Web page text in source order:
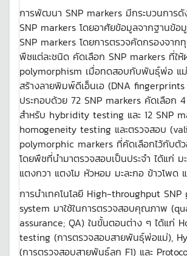
การพัฒนา SNP markers มีกระบวนการ
SNP markers โดยอาศัยข้อมูลจากฐานข้อ
SNP markers โดยการตรวจคัดกรองจาก
พืชแต่ละชนิด คัดเลือก SNP markers ที่ให้
polymorphism เมื่อทดสอบกับพันธุ์พ่อ แ
สร้างลายพิมพ์ดีเอ็นเอ (DNA fingerprints
ประกอบด้วย 72 SNP markers คัดเลือก
สำหรับ hybridity testing และ 12 SNP
homogeneity testing และตรวจสอบ
polymorphic markers ที่คัดเลือกไว้กับตั
โดยพืชที่นำมาตรวจสอบเป็นประจำ ได้แก่ ม
แตงกวา แตงโม หัวหอม มะละกอ ข้าวโพด
การนำเทคโนโลยี High-throughput
system มาใช้ในการตรวจสอบคุณภาพ
assurance; QA) ในขั้นตอนต่าง ๆ ได้แก่
testing (การตรวจสอบสายพันธุ์พ่อแม่),
(การตรวจสอบสายพันธุ์ลูก F1) และ